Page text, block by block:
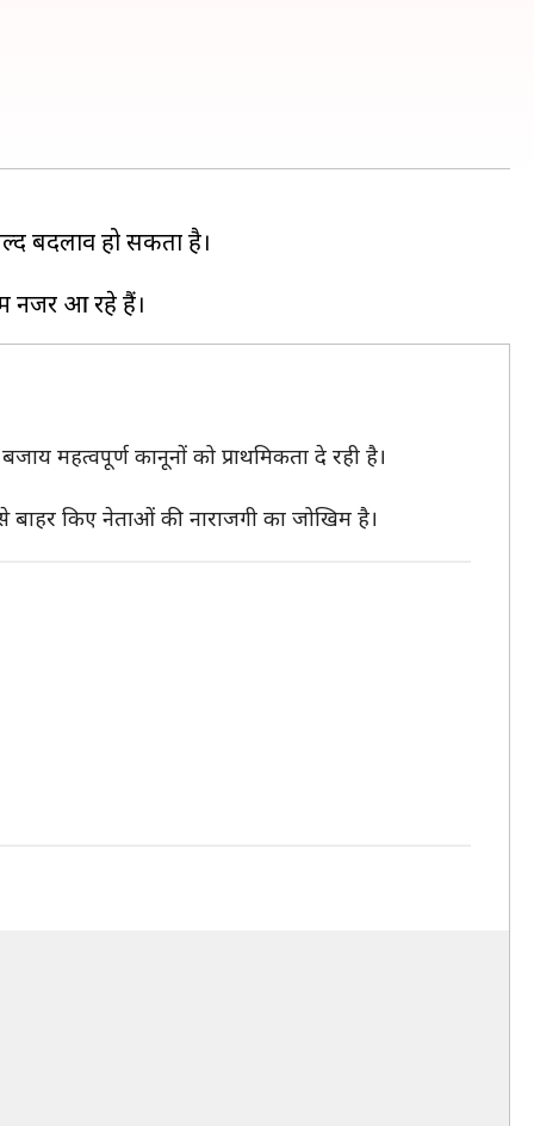
बदलाव हो सकता है।
महत्वपूर्ण कानूनों को प्राथमिकता दे रही है।
बाहर किए नेताओं की नाराजगी का जोखिम है।